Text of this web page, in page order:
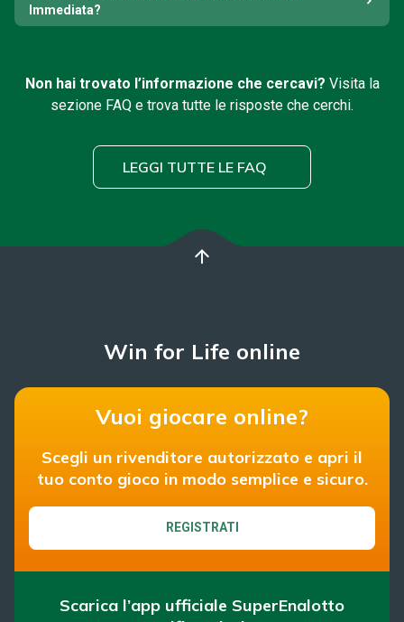
Immediata?
Non hai trovato l’informazione che cercavi? Visita la
sezione FAQ e trova tutte le risposte che cerchi.
LEGGI TUTTE LE FAQ
arrow_upward
Win for Life online
Vuoi giocare online?
Scegli un rivenditore autorizzato e apri il
tuo conto gioco in modo semplice e sicuro.
REGISTRATI
Scarica l’app ufficiale SuperEnalotto